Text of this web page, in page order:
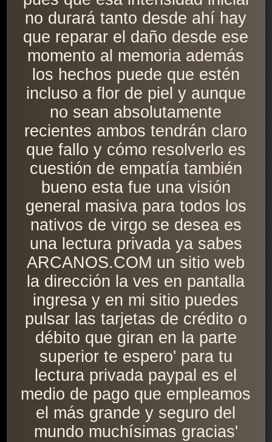
no durará tanto desde ahí hay
que reparar el daño desde ese
momento al memoria además
los hechos puede que estén
incluso a flor de piel y aunque
no sean absolutamente
recientes ambos tendrán claro
que fallo y cómo resolverlo es
cuestión de empatía también
bueno esta fue una visión
general masiva para todos los
nativos de virgo se desea es
una lectura privada ya sabes
ARCANOS.COM un sitio web
la dirección la ves en pantalla
ingresa y en mi sitio puedes
pulsar las tarjetas de crédito o
débito que giran en la parte
superior te espero' para tu
lectura privada paypal es el
medio de pago que empleamos
el más grande y seguro del
mundo muchísimas gracias'